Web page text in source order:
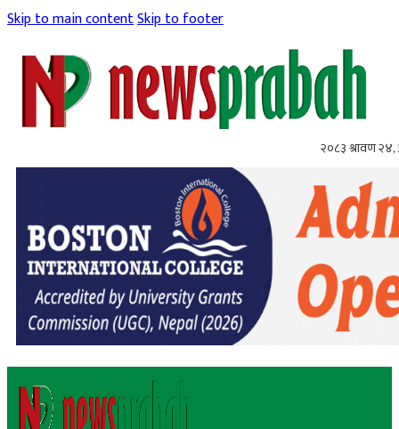
Skip to main contentSkip to footer
२०८३ श्रावण